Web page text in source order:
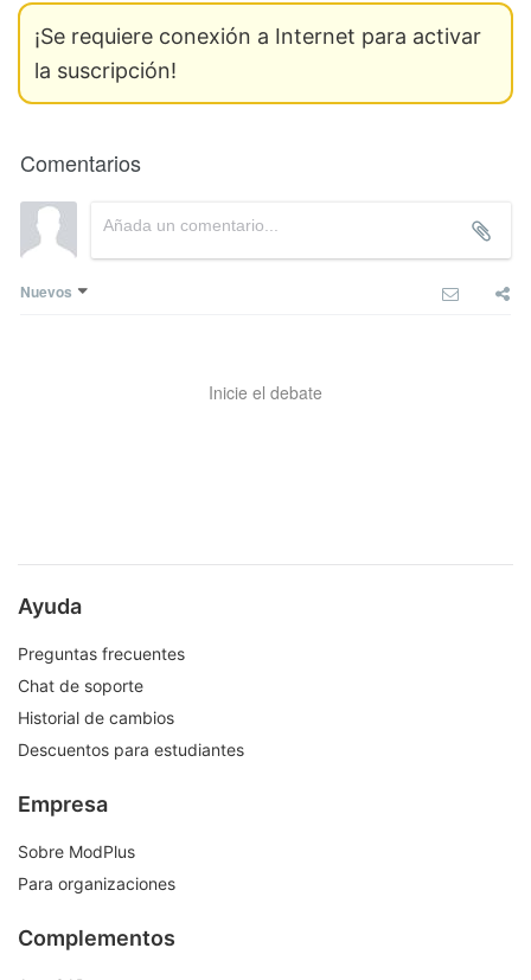
¡Se requiere conexión a Internet para activar
la suscripción!
Comentarios
Nuevos
Inicie el debate
Ayuda
Preguntas frecuentes
Chat de soporte
Historial de cambios
Descuentos para estudiantes
Empresa
Sobre ModPlus
Para organizaciones
Complementos